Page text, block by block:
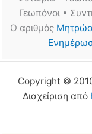
Γεωπόνοι •
Ο αριθμός
Copyright ©
Διαχείριση από